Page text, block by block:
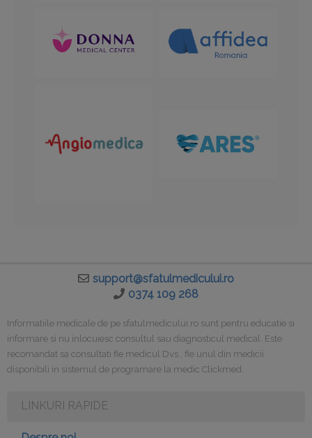
support@sfatulmedicului.ro
0374 109 268
Informatiile medicale de pe sfatulmedicului.ro sunt pentru educatie si
informare si nu inlocuiesc consultul sau diagnosticul medical. Este
recomandat sa consultati fie medicul Dvs., fie unul din medicii
disponibili in sistemul de programare la medic Clickmed.
LINKURI RAPIDE